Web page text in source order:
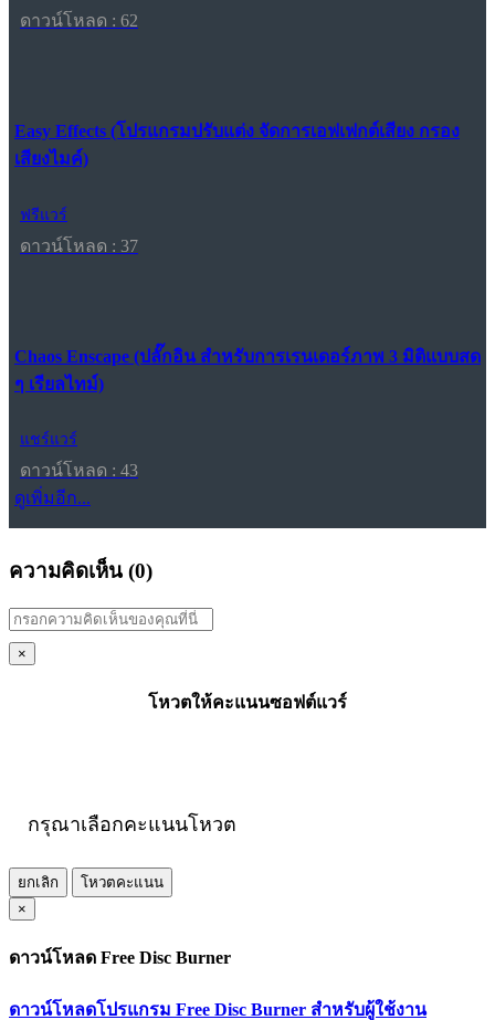
ดาวน์โหลด : 62
Easy Effects (โปรแกรมปรับแต่ง จัดการเอฟเฟกต์เสียง กรอง
เสียงไมค์)
ฟรีแวร์
ดาวน์โหลด : 37
Chaos Enscape (ปลั๊กอิน สำหรับการเรนเดอร์ภาพ 3 มิติแบบสด
ๆ เรียลไทม์)
แชร์แวร์
ดาวน์โหลด : 43
ดูเพิ่มอีก...
ความคิดเห็น (0)
×
โหวตให้คะแนนซอฟต์แวร์
กรุณาเลือกคะแนนโหวต
ยกเลิก
โหวตคะแนน
×
ดาวน์โหลด Free Disc Burner
ดาวน์โหลดโปรแกรม Free Disc Burner สำหรับผู้ใช้งาน